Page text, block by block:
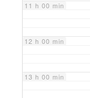
11 h 00 min
12 h 00 min
13 h 00 min